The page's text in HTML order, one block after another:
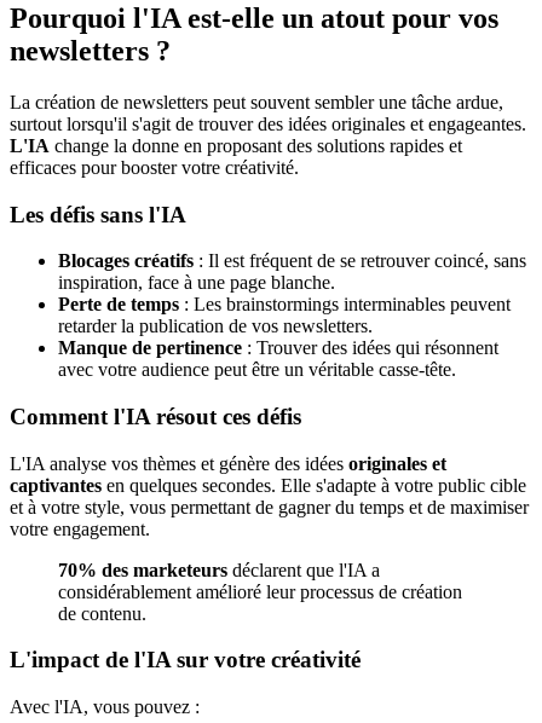
Pourquoi l'IA est-elle un atout pour vos
newsletters ?
La création de newsletters peut souvent sembler une tâche ardue,
surtout lorsqu'il s'agit de trouver des idées originales et engageantes.
L'IA change la donne en proposant des solutions rapides et
efficaces pour booster votre créativité.
Les défis sans l'IA
Blocages créatifs : Il est fréquent de se retrouver coincé, sans
inspiration, face à une page blanche.
Perte de temps : Les brainstormings interminables peuvent
retarder la publication de vos newsletters.
Manque de pertinence : Trouver des idées qui résonnent
avec votre audience peut être un véritable casse-tête.
Comment l'IA résout ces défis
L'IA analyse vos thèmes et génère des idées originales et
captivantes en quelques secondes. Elle s'adapte à votre public cible
et à votre style, vous permettant de gagner du temps et de maximiser
votre engagement.
70% des marketeurs déclarent que l'IA a
considérablement amélioré leur processus de création
de contenu.
L'impact de l'IA sur votre créativité
Avec l'IA, vous pouvez :